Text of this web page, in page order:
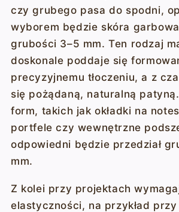
czy grubego pasa do spodni,
wyborem będzie skóra
grubości 3–5 mm. Ten rodzaj
doskonale poddaje się
precyzyjnemu tłoczeniu, a z
się pożądaną, naturalną
form, takich jak okładki na
portfele czy wewnętrzne
odpowiedni będzie przedział
mm.
Z kolei przy projektach
elastyczności, na przykład